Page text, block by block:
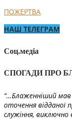
ПОЖЕРТВА
НАШ ТЕЛЕГРАМ
Соц.медіа
СПОГАДИ ПРО
“…Блаженніший мав
оточення відданої
служіння, виключно